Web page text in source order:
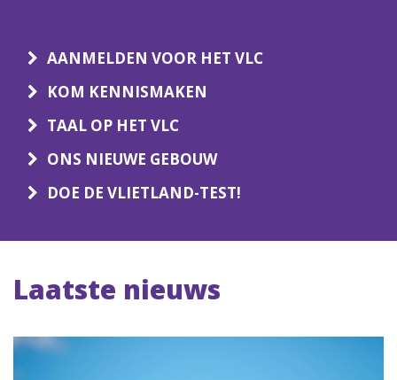
AANMELDEN VOOR HET VLC
KOM KENNISMAKEN
TAAL OP HET VLC
ONS NIEUWE GEBOUW
DOE DE VLIETLAND-TEST!
Laatste nieuws